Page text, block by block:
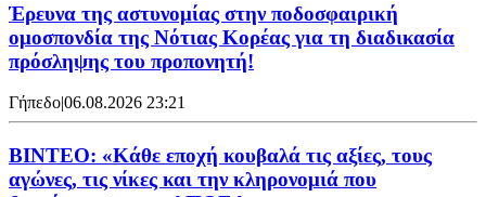
Έρευνα της αστυνομίας στην ποδοσφαιρική
ομοσπονδία της Νότιας Κορέας για τη διαδικασία
πρόσληψης του προπονητή!
Γήπεδο|06.08.2026 23:21
ΒΙΝΤΕΟ: «Κάθε εποχή κουβαλά τις αξίες, τους
αγώνες, τις νίκες και την κληρονομιά που